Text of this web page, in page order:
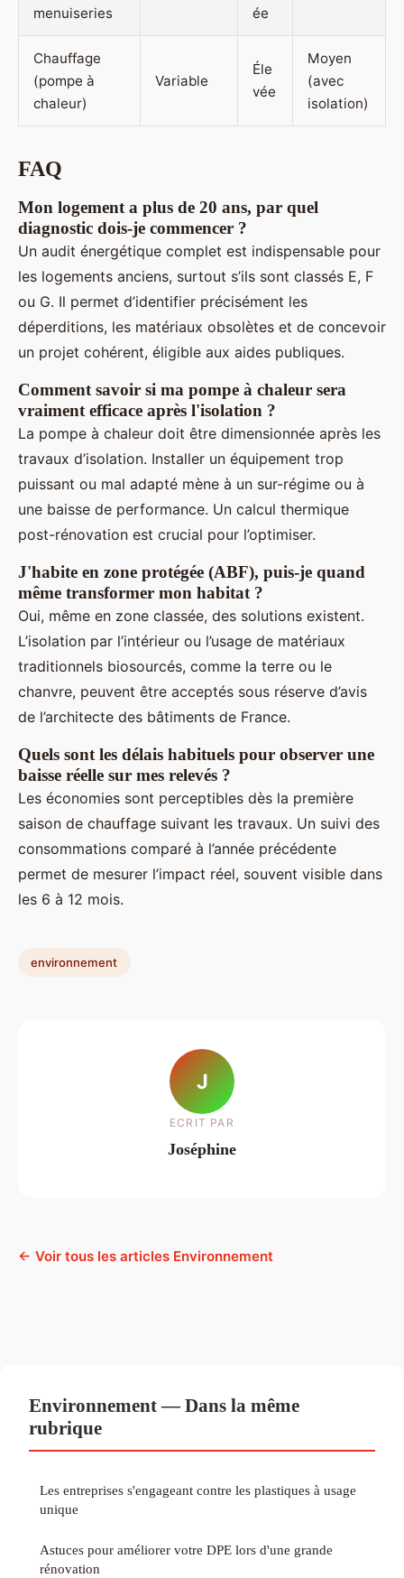
menuiseries ée
Chauffage
(pompe à
chaleur)
Variable
Éle
vée
Moyen
(avec
isolation)
FAQ
Mon logement a plus de 20 ans, par quel
diagnostic dois-je commencer ?
Un audit énergétique complet est indispensable pour
les logements anciens, surtout s’ils sont classés E, F
ou G. Il permet d’identifier précisément les
déperditions, les matériaux obsolètes et de concevoir
un projet cohérent, éligible aux aides publiques.
Comment savoir si ma pompe à chaleur sera
vraiment efficace après l'isolation ?
La pompe à chaleur doit être dimensionnée après les
travaux d’isolation. Installer un équipement trop
puissant ou mal adapté mène à un sur-régime ou à
une baisse de performance. Un calcul thermique
post-rénovation est crucial pour l’optimiser.
J'habite en zone protégée (ABF), puis-je quand
même transformer mon habitat ?
Oui, même en zone classée, des solutions existent.
L’isolation par l’intérieur ou l’usage de matériaux
traditionnels biosourcés, comme la terre ou le
chanvre, peuvent être acceptés sous réserve d’avis
de l’architecte des bâtiments de France.
Quels sont les délais habituels pour observer une
baisse réelle sur mes relevés ?
Les économies sont perceptibles dès la première
saison de chauffage suivant les travaux. Un suivi des
consommations comparé à l’année précédente
permet de mesurer l’impact réel, souvent visible dans
les 6 à 12 mois.
environnement
J
ECRIT PAR
Joséphine
← Voir tous les articles Environnement
Environnement — Dans la même
rubrique
Les entreprises s'engageant contre les plastiques à usage
unique
Astuces pour améliorer votre DPE lors d'une grande
rénovation